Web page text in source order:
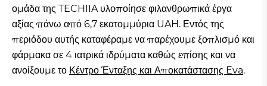
ομάδα της TECHIIA υλοποίησε φιλανθρωπικά έργα
αξίας πάνω από 6,7 εκατομμύρια UAH. Εντός της
περιόδου αυτής καταφέραμε να παρέχουμε ξοπλισμό και
φάρμακα σε 4 ιατρικά ιδρύματα καθώς επίσης και να
ανοίξουμε το Κέντρο Ένταξης και Αποκατάστασης Eva.